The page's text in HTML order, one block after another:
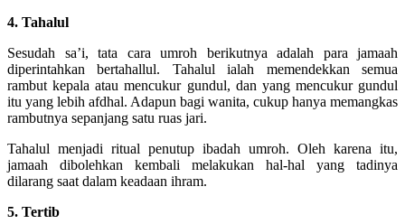
4. Tahalul
Sesudah sa’i, tata cara umroh berikutnya adalah para jamaah
diperintahkan bertahallul. Tahalul ialah memendekkan semua
rambut kepala atau mencukur gundul, dan yang mencukur gundul
itu yang lebih afdhal. Adapun bagi wanita, cukup hanya memangkas
rambutnya sepanjang satu ruas jari.
Tahalul menjadi ritual penutup ibadah umroh. Oleh karena itu,
jamaah dibolehkan kembali melakukan hal-hal yang tadinya
dilarang saat dalam keadaan ihram.
5. Tertib